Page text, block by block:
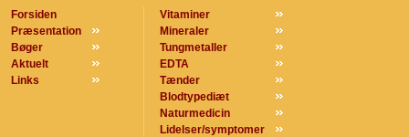
Forsiden
Præsentation
Bøger
Aktuelt
Links
Vitaminer
Mineraler
Tungmetaller
EDTA
Tænder
Blodtypediæt
Naturmedicin
Lidelser/symptomer